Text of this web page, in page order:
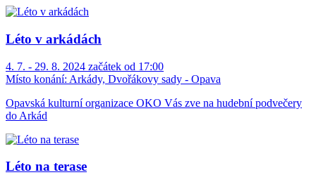
Léto v arkádách
4. 7. - 29. 8. 2024 začátek od 17:00
Místo konání: Arkády, Dvořákovy sady - Opava
Opavská kulturní organizace OKO Vás zve na hudební podvečery
do Arkád
Léto na terase